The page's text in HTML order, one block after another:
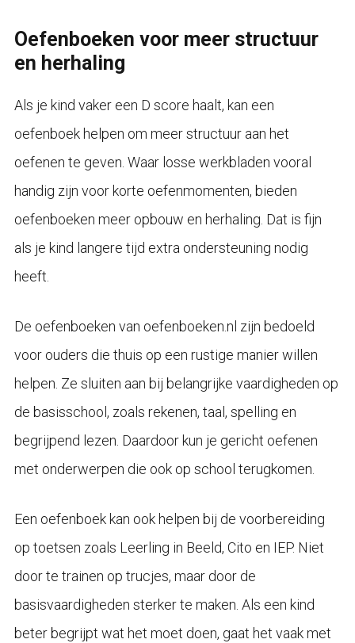
Oefenboeken voor meer structuur
en herhaling
Als je kind vaker een D score haalt, kan een
oefenboek helpen om meer structuur aan het
oefenen te geven. Waar losse werkbladen vooral
handig zijn voor korte oefenmomenten, bieden
oefenboeken meer opbouw en herhaling. Dat is fijn
als je kind langere tijd extra ondersteuning nodig
heeft.
De oefenboeken van oefenboeken.nl zijn bedoeld
voor ouders die thuis op een rustige manier willen
helpen. Ze sluiten aan bij belangrijke vaardigheden op
de basisschool, zoals rekenen, taal, spelling en
begrijpend lezen. Daardoor kun je gericht oefenen
met onderwerpen die ook op school terugkomen.
Een oefenboek kan ook helpen bij de voorbereiding
op toetsen zoals Leerling in Beeld, Cito en IEP. Niet
door te trainen op trucjes, maar door de
basisvaardigheden sterker te maken. Als een kind
beter begrijpt wat het moet doen, gaat het vaak met